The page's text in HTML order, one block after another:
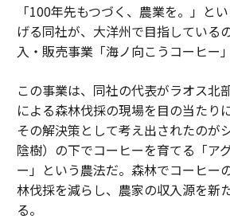
「100年先もつづく、農業を。」と
げる同社が、大洋州で目指している
入・販売事業「海ノ向こうコーヒー
この事業は、同社の代表がラオス北
による森林伐採の現場を目の当たり
その解決策として考え出されたのが
陰樹）の下でコーヒーを育てる「ア
ー」という農法だ。森林でコーヒー
林伐採を減らし、農家の収入源を新
る。